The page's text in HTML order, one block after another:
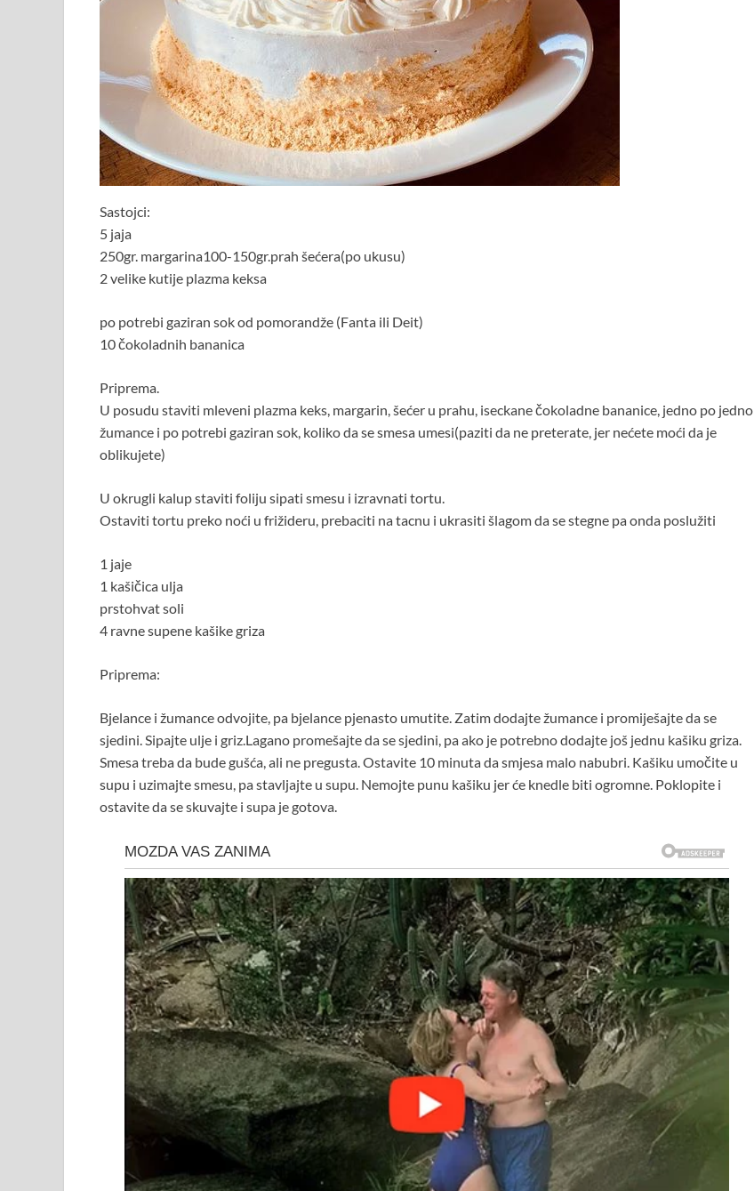
Sastojci:
5 jaja
250gr. margarina100-150gr.prah šećera(po ukusu)
2 velike kutije plazma keksa
po potrebi gaziran sok od pomorandže (Fanta ili Deit)
10 čokoladnih bananica
Priprema.
U posudu staviti mleveni plazma keks, margarin, šećer u prahu, iseckane čokoladne bananice, jedno po jedno
žumance i po potrebi gaziran sok, koliko da se smesa umesi(paziti da ne preterate, jer nećete moći da je
oblikujete)
U okrugli kalup staviti foliju sipati smesu i izravnati tortu.
Ostaviti tortu preko noći u frižideru, prebaciti na tacnu i ukrasiti šlagom da se stegne pa onda poslužiti
1 jaje
1 kašičica ulja
prstohvat soli
4 ravne supene kašike griza
Priprema:
Bjelance i žumance odvojite, pa bjelance pjenasto umutite. Zatim dodajte žumance i promiješajte da se
sjedini. Sipajte ulje i griz.Lagano promešajte da se sjedini, pa ako je potrebno dodajte još jednu kašiku griza.
Smesa treba da bude gušća, ali ne pregusta. Ostavite 10 minuta da smjesa malo nabubri. Kašiku umočite u
supu i uzimajte smesu, pa stavljajte u supu. Nemojte punu kašiku jer će knedle biti ogromne. Poklopite i
ostavite da se skuvajte i supa je gotova.